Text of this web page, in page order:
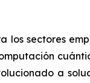
los sectores
a